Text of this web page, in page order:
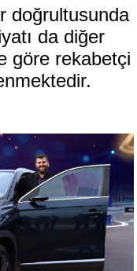
doğrultusunda
da diğer
göre rekabetçi